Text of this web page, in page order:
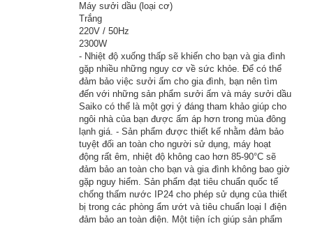
Máy sưởi dầu (loại cơ)
Trắng
220V / 50Hz
2300W
- Nhiệt độ xuống thấp sẽ khiến cho bạn và gia đình
gặp nhiều những nguy cơ về sức khỏe. Để có thể
đảm bảo việc sưởi ấm cho gia đình, bạn nên tìm
đến với những sản phẩm sưởi ấm và máy sưởi dầu
Saiko có thể là một gợi ý đáng tham khảo giúp cho
ngôi nhà của bạn được ấm áp hơn trong mùa đông
lạnh giá. - Sản phẩm được thiết kế nhằm đảm bảo
tuyệt đối an toàn cho người sử dụng, máy hoạt
động rất êm, nhiệt độ không cao hơn 85-90°C sẽ
đảm bảo an toàn cho bạn và gia đình không bao giờ
gặp nguy hiểm. Sản phẩm đạt tiêu chuẩn quốc tế
chống thấm nước IP24 cho phép sử dụng của thiết
bị trong các phòng ẩm ướt và tiêu chuẩn loại I điện
đảm bảo an toàn điện. Một tiện ích giúp sản phẩm